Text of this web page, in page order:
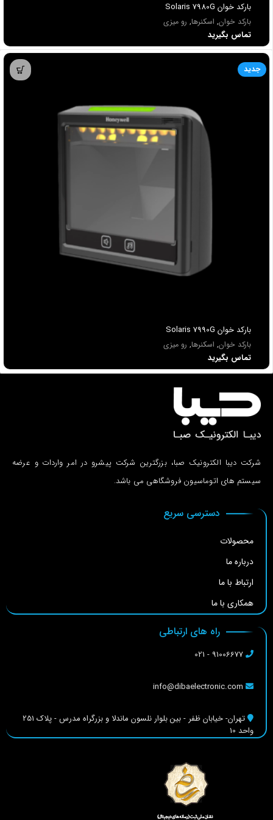
باركد خوان Solaris 7980G
بارکد خوان, اسکنرها, رو میزی
تماس بگیرید
جدید
باركد خوان Solaris 7990G
بارکد خوان, اسکنرها, رو میزی
تماس بگیرید
شرکت دیبا الکترونیک صبا، بزرگترین شرکت پیشرو در امر واردات و عرضه
سیستم های اتوماسیون فروشگاهی می باشد.
دسترسی سریع
محصولات
درباره ما
ارتباط با ما
همکاری با ما
راه های ارتباطی
تهران- خیابان ظفر - بین بلوار نلسون ماندلا و بزرگراه مدرس - پلاک 251
واحد 10